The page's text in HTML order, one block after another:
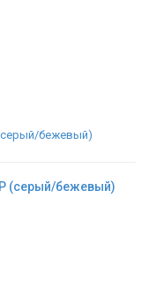
(серый/бежевый)